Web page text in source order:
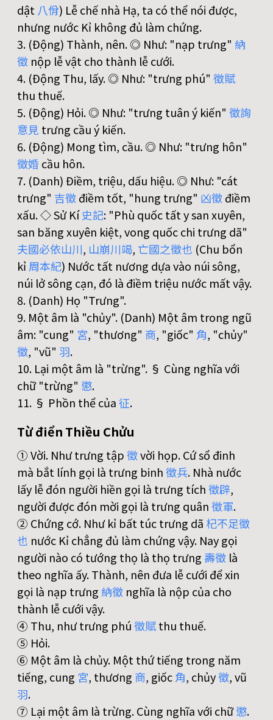
dật 八佾) Lễ chế nhà Hạ, ta có thể nói được,
nhưng nước Kỉ không đủ làm chứng.
3. (Động) Thành, nên. ◎ Như: "nạp trưng" 納
徵 nộp lễ vật cho thành lễ cưới.
4. (Động Thu, lấy. ◎ Như: "trưng phú" 徵賦
thu thuế.
5. (Động) Hỏi. ◎ Như: "trưng tuân ý kiến" 徵詢
意見 trưng cầu ý kiến.
6. (Động) Mong tìm, cầu. ◎ Như: "trưng hôn"
徵婚 cầu hôn.
7. (Danh) Điềm, triệu, dấu hiệu. ◎ Như: "cát
trưng" 吉徵điềm tốt, "hung trưng" 凶徵điềm
xấu. ◇ Sử Kí史記: "Phù quốc tất y san xuyên,
san băng xuyên kiệt, vong quốc chi trưng dã"
夫國必依山川, 山崩川竭, 亡國之徵也 (Chu bổn
kỉ 周本紀) Nước tất nương dựa vào núi sông,
núi lở sông cạn, đó là điềm triệu nước mất vậy.
8. (Danh) Họ "Trưng".
9. Một âm là "chủy". (Danh) Một âm trong ngũ
âm: "cung" 宮, "thương" 商, "giốc" 角, "chủy"
徵, "vũ" 羽.
10. Lại một âm là "trừng". § Cùng nghĩa với
chữ "trừng" 懲.
11. § Phồn thể của征.
Từ điển Thiều Chửu
① Vời. Như trưng tập徵vời họp. Cứ sổ đinh
mà bắt lính gọi là trưng binh徵兵. Nhà nước
lấy lễ đón người hiền gọi là trưng tích徵辟,
người được đón mời gọi là trưng quân徵軍.
② Chứng cớ. Như kỉ bất túc trưng dã 杞不足徵
也 nước Kỉ chẳng đủ làm chứng vậy. Nay gọi
người nào có tướng thọ là thọ trưng 壽徵 là
theo nghĩa ấy. Thành, nên đưa lễ cưới để xin
gọi là nạp trưng 納徵 nghĩa là nộp của cho
thành lễ cưới vậy.
④ Thu, như trưng phú徵賦thu thuế.
⑤ Hỏi.
⑥ Một âm là chủy. Một thứ tiếng trong năm
tiếng, cung 宮, thương 商, giốc角, chủy徵, vũ
羽.
⑦ Lại một âm là trừng. Cùng nghĩa với chữ懲.